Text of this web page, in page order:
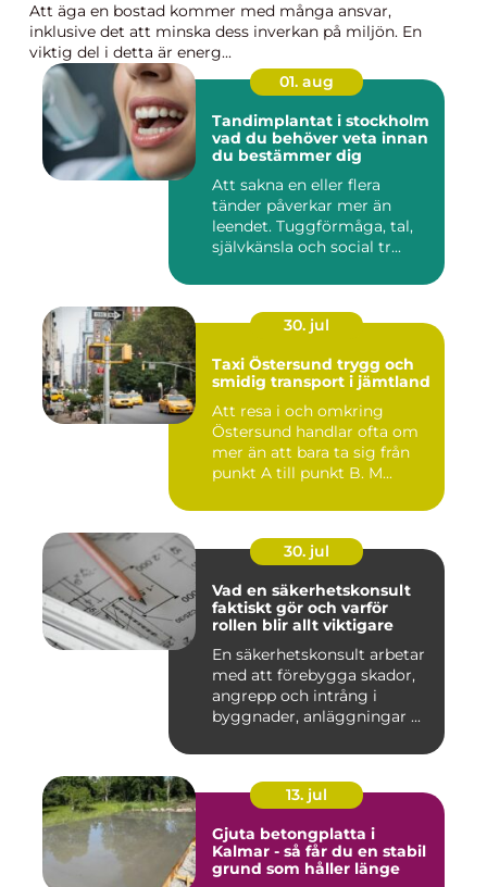
Att äga en bostad kommer med många ansvar,
inklusive det att minska dess inverkan på miljön. En
viktig del i detta är energ...
01. aug
Tandimplantat i stockholm
vad du behöver veta innan
du bestämmer dig
Att sakna en eller flera
tänder påverkar mer än
leendet. Tuggförmåga, tal,
självkänsla och social tr...
30. jul
Taxi Östersund trygg och
smidig transport i jämtland
Att resa i och omkring
Östersund handlar ofta om
mer än att bara ta sig från
punkt A till punkt B. M...
30. jul
Vad en säkerhetskonsult
faktiskt gör och varför
rollen blir allt viktigare
En säkerhetskonsult arbetar
med att förebygga skador,
angrepp och intrång i
byggnader, anläggningar ...
13. jul
Gjuta betongplatta i
Kalmar - så får du en stabil
grund som håller länge